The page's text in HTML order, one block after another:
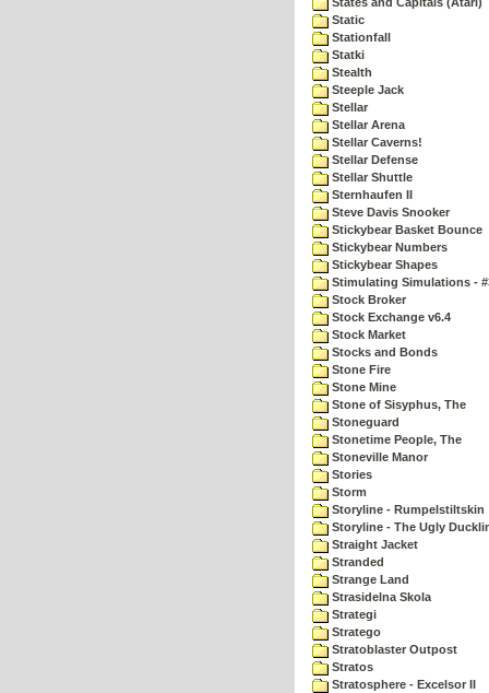
Static
Stationfall
Statki
Stealth
Steeple Jack
Stellar
Stellar Arena
Stellar Caverns!
Stellar Defense
Stellar Shuttle
Sternhaufen II
Steve Davis Snooker
Stickybear Basket Bounce
Stickybear Numbers
Stickybear Shapes
Stimulating Simulations -
Stock Broker
Stock Exchange v6.4
Stock Market
Stocks and Bonds
Stone Fire
Stone Mine
Stone of Sisyphus, The
Stoneguard
Stonetime People, The
Stoneville Manor
Stories
Storm
Storyline - Rumpelstiltskin
Storyline - The Ugly
Straight Jacket
Stranded
Strange Land
Strasidelna Skola
Strategi
Stratego
Stratoblaster Outpost
Stratos
Stratosphere - Excelsor II